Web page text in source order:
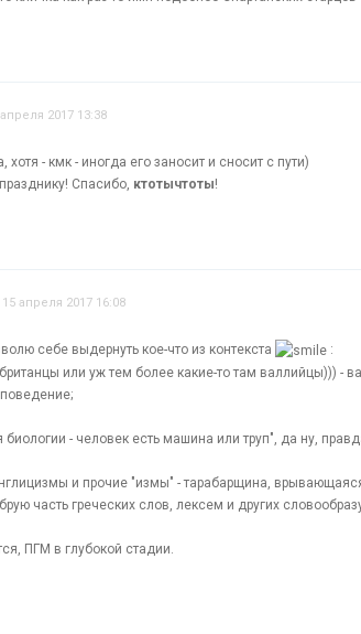
2017 13:38
- кмк - иногда его заносит и сносит с пути)
Спасибо, ктотычтоты!
15 апреля 2017 16:08
себе выдернуть кое-что из контекста
:
или уж тем более какие-то там валлийцы)))
биологии - человек есть машина или труп", да ну,
и прочие "измы" - тарабарщина,
часть греческих слов, лексем и других
ПГМ в глубокой стадии.